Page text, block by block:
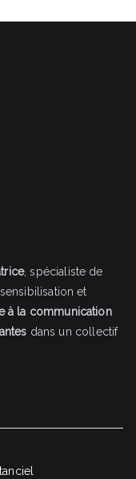
, spécialiste de
et
à la communication
dans un collectif